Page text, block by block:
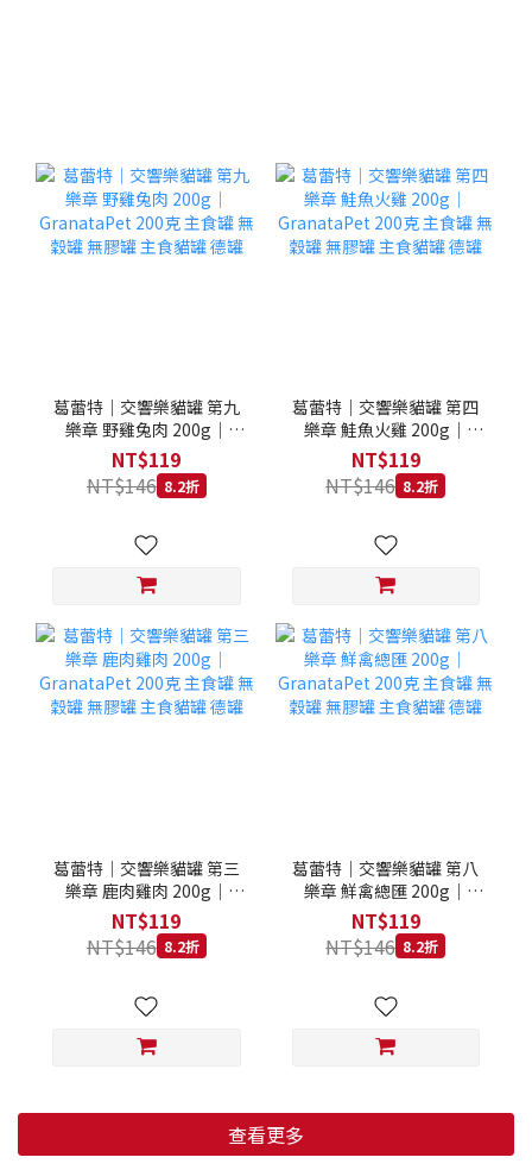
葛蕾特｜交響樂貓罐 第九
樂章 野雞兔肉 200g｜
GranataPet 200克 主食罐
無穀罐 無膠罐 主食貓罐 德
罐
NT$119
NT$146 8.2折
葛蕾特｜交響樂貓罐 第四
樂章 鮭魚火雞 200g｜
GranataPet 200克 主食罐
無穀罐 無膠罐 主食貓罐 德
罐
NT$119
NT$146 8.2折
葛蕾特｜交響樂貓罐 第三
樂章 鹿肉雞肉 200g｜
GranataPet 200克 主食罐
無穀罐 無膠罐 主食貓罐 德
罐
NT$119
NT$146 8.2折
葛蕾特｜交響樂貓罐 第八
樂章 鮮禽總匯 200g｜
GranataPet 200克 主食罐
無穀罐 無膠罐 主食貓罐 德
罐
NT$119
NT$146 8.2折
查看更多